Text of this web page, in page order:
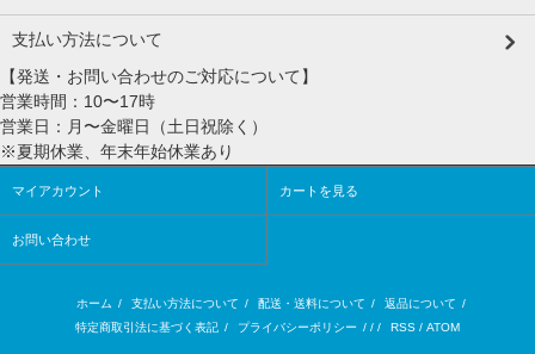
支払い方法について
【発送・お問い合わせのご対応について】
営業時間：10〜17時
営業日：月〜金曜日（土日祝除く）
※夏期休業、年末年始休業あり
マイアカウント カートを見る
お問い合わせ
ホーム / 支払い方法について / 配送・送料について / 返品について /
特定商取引法に基づく表記 / プライバシーポリシー / / / RSS / ATOM